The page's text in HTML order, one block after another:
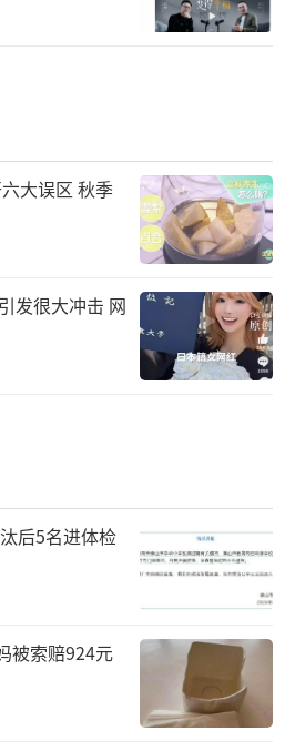
大误区 秋季
发很大冲击 网
后5名进体检
被索赔924元